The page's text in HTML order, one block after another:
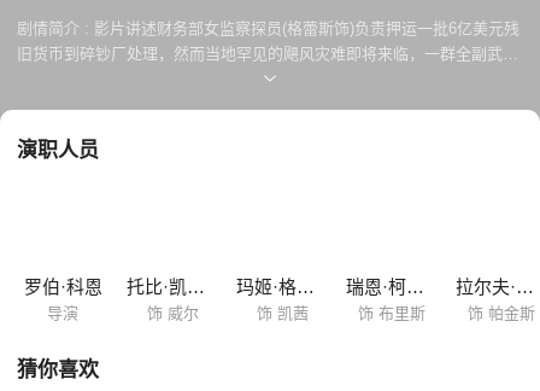
剧情简介 : 影片讲述财务部女监察探员(格蕾斯饰)负责押运一批6亿美元残
旧货币到碎钞厂处理，然而当地罕见的飓风灾难即将来临，一群全副武装
的盗贼想在居民全部疏散后“乘风打劫”，而当飓风达到致命的5级之后，所
（凯贝尔饰）结盟后，后者的弟弟也被盗贼绑架，两人不得不联袂面对飓
演职人员
罗伯·科恩
导演
托比·凯贝尔
饰 威尔
玛姬·格蕾斯
饰 凯茜
瑞恩·柯万腾
饰 布里斯
拉尔夫·伊内森
饰 帕金斯
猜你喜欢